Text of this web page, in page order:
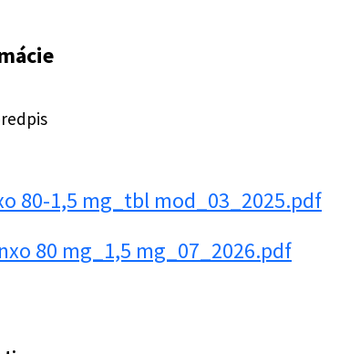
80-1,5 mg_tbl mod_03_2025.pdf
80 mg_1,5 mg_07_2026.pdf